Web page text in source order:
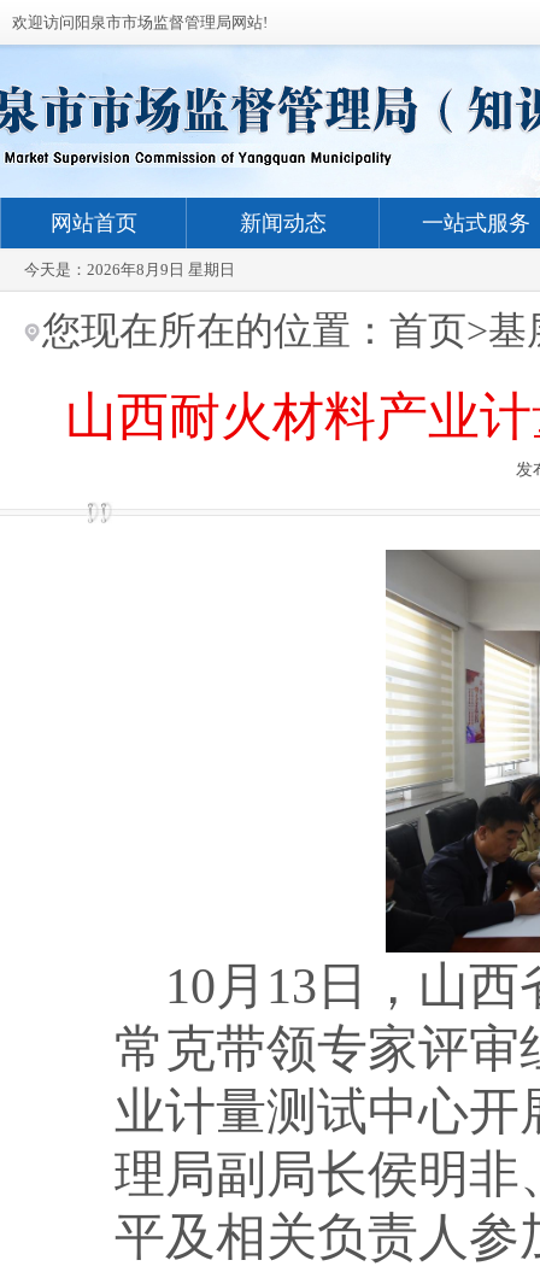
欢迎访问阳泉市市场监督管理局网站!
网站首页 新闻动态 一站式服务
今天是： 2026年8月9日 星期日
您现在所在的位置： 首页>基
山西耐火材料产业
发
10月13日，山
常克带领专家评审
业计量测试中心
理局副局长侯明非
平及相关负责人参